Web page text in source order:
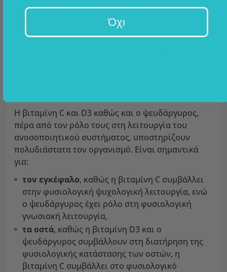
διάφορους παράγοντες που επηρεάζουν επίσης το
ανοσοποιητικό σύστημα.
Η βιταμίνη C και D3 καθώς και ο ψευδάργυρος,
πέρα από τον ρόλο τους στη λειτουργία του
ανοσοποιητικού συστήματος, υποστηρίζουν
πολυδιάστατα τον οργανισμό. Είναι σημαντικά
για:
τον εγκέφαλο, καθώς η βιταμίνη C συμβάλλει
στην φυσιολογική ψυχολογική λειτουργία, ενώ
ο ψευδάργυρος έχει ρόλο στη φυσιολογική
γνωσιακή λειτουργία,
τα οστά, καθώς η βιταμίνη D3 και ο
ψευδάργυρος συμβάλλουν στη διατήρηση της
φυσιολογικής κατάστασης των οστών, η
βιταμίνη C συμβάλλει στο φυσιολογικό
Όχι